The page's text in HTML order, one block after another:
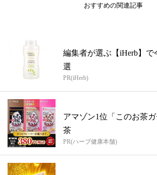
おすすめの関連記事
編集者が選ぶ【iHerb】で
選
PR(iHerb)
アマゾン1位「このお茶
茶
PR(ハーブ健康本舗)